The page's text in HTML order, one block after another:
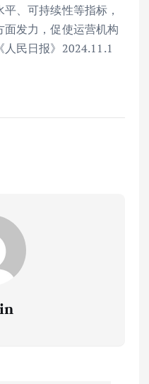
、可持续性等指标，
发力，促使运营机构
民日报》2024.11.1